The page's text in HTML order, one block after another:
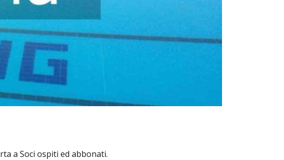
a Soci ospiti ed abbonati.